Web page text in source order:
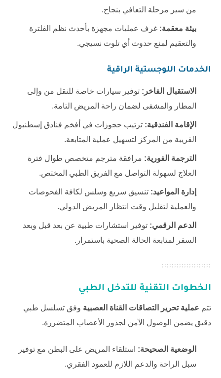
من سير مرحلة التعافي بنجاح.
بيئة معقمة: غرف عمليات مجهزة بأحدث نظم الفلترة
والتعقيم لمنع حدوث أي تلوث نسيجي.
الخدمات اللوجستية الراقية
الاستقبال الفاخر: توفير سيارات خاصة للنقل من وإلى
المطار والمشفى لضمان راحة المريض التامة.
الإقامة الفندقية: ترتيب حجوزات في أفخم فنادق إسطنبول
القريبة من المركز لتسهيل عملية المتابعة.
الترجمة الفورية: مرافقة مترجم متخصص طوال فترة
العلاج لسهولة التواصل مع الفريق الطبي المختص.
إدارة المواعيد: تنسيق سريع وسلس لكافة الفحوصات
والعملية لتقليل وقت انتظار المريض الدولي.
الدعم الرقمي: توفير استشارات طبية عن بعد قبل وبعد
السفر لمتابعة الحالة الصحية باستمرار.
الخطوات التقنية للتدخل الطبي
تتم عملية تحرير التصاقات القناة العصبية وفق تسلسل طبي
دقيق يضمن الوصول الآمن لجذور الأعصاب المتضررة.
الوضعية الصحيحة: استلقاء المريض على البطن مع توفير
سبل الراحة والدعم اللازم للعمود الفقري.